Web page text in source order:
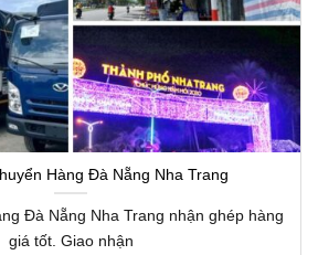
Hàng Đà Nẵng Nha Trang
Đà Nẵng Nha Trang nhận ghép hàng
giá tốt. Giao nhận